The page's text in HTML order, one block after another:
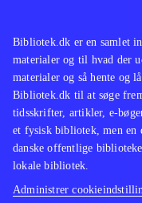
Bibliotek.dk er en samlet
materialer og til hvad der
materialer og så hente og
Bibliotek.dk til at søge
tidsskrifter, artikler, e-
et fysisk bibliotek, men en
danske offentlige
lokale bibliotek.
Administrer